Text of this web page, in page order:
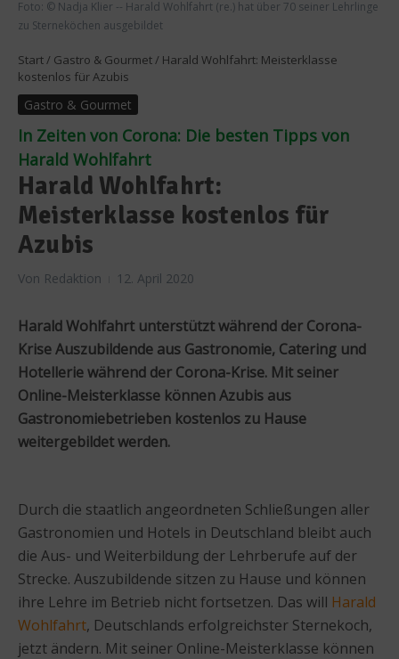
Foto: © Nadja Klier -- Harald Wohlfahrt (re.) hat über 70 seiner Lehrlinge
zu Sterneköchen ausgebildet
Start / Gastro & Gourmet / Harald Wohlfahrt: Meisterklasse
kostenlos für Azubis
Gastro & Gourmet
In Zeiten von Corona: Die besten Tipps von
Harald Wohlfahrt
Harald Wohlfahrt:
Meisterklasse kostenlos für
Azubis
Von Redaktion 12. April 2020
Harald Wohlfahrt unterstützt während der Corona-
Krise Auszubildende aus Gastronomie, Catering und
Hotellerie während der Corona-Krise. Mit seiner
Online-Meisterklasse können Azubis aus
Gastronomiebetrieben kostenlos zu Hause
weitergebildet werden.
Durch die staatlich angeordneten Schließungen aller
Gastronomien und Hotels in Deutschland bleibt auch
die Aus- und Weiterbildung der Lehrberufe auf der
Strecke. Auszubildende sitzen zu Hause und können
ihre Lehre im Betrieb nicht fortsetzen. Das will Harald
Wohlfahrt, Deutschlands erfolgreichster Sternekoch,
jetzt ändern. Mit seiner Online-Meisterklasse können